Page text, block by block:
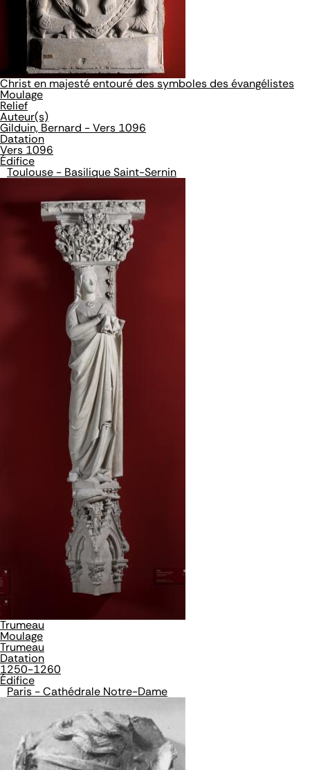
Christ en majesté entouré des symboles des évangélistes
Moulage
Relief
Auteur(s)
Gilduin, Bernard - Vers 1096
Datation
Vers 1096
Édifice
Toulouse - Basilique Saint-Sernin
Trumeau
Moulage
Trumeau
Datation
1250-1260
Édifice
Paris - Cathédrale Notre-Dame